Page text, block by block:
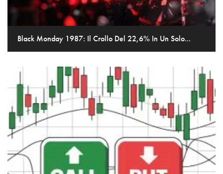
Black Monday 1987: Il Crollo Del 22,6% In Un Solo...